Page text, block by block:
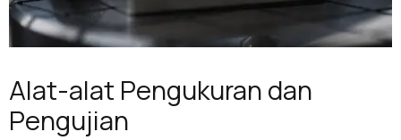
Alat-alat Pengukuran dan
Pengujian